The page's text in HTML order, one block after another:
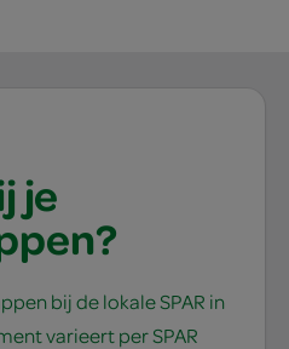
je
bij de lokale SPAR in
varieert per SPAR